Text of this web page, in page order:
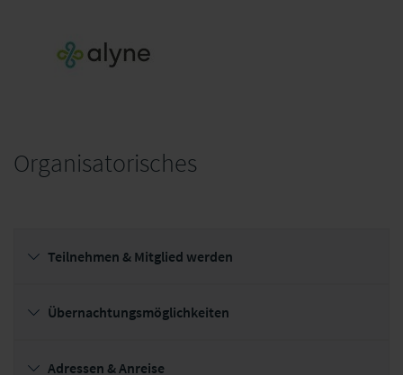
Organisatorisches
Teilnehmen & Mitglied werden
Übernachtungsmöglichkeiten
Adressen & Anreise